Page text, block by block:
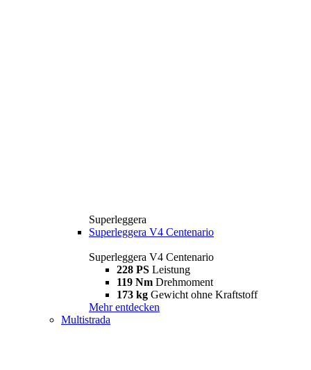
Superleggera
Superleggera V4 Centenario
Superleggera V4 Centenario
228 PS Leistung
119 Nm Drehmoment
173 kg Gewicht ohne Kraftstoff
Mehr entdecken
Multistrada